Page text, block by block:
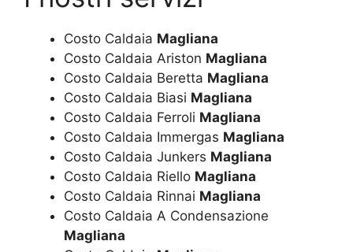
Costo Caldaia Magliana
Costo Caldaia Ariston Magliana
Costo Caldaia Beretta Magliana
Costo Caldaia Biasi Magliana
Costo Caldaia Ferroli Magliana
Costo Caldaia Immergas Magliana
Costo Caldaia Junkers Magliana
Costo Caldaia Riello Magliana
Costo Caldaia Rinnai Magliana
Costo Caldaia A Condensazione
Magliana